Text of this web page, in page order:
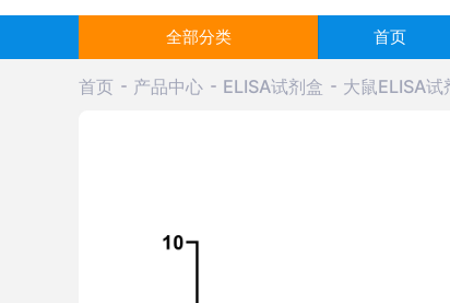
全部分类 首页
首页 产品中心 ELISA试剂盒 大鼠ELISA试